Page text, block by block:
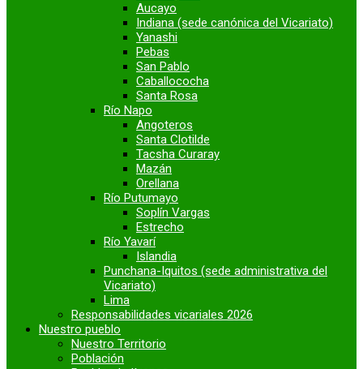
Aucayo
Indiana (sede canónica del Vicariato)
Yanashi
Pebas
San Pablo
Caballococha
Santa Rosa
Río Napo
Angoteros
Santa Clotilde
Tacsha Curaray
Mazán
Orellana
Río Putumayo
Soplín Vargas
Estrecho
Río Yavarí
Islandia
Punchana-Iquitos (sede administrativa del
Vicariato)
Lima
Responsabilidades vicariales 2026
Nuestro pueblo
Nuestro Territorio
Población